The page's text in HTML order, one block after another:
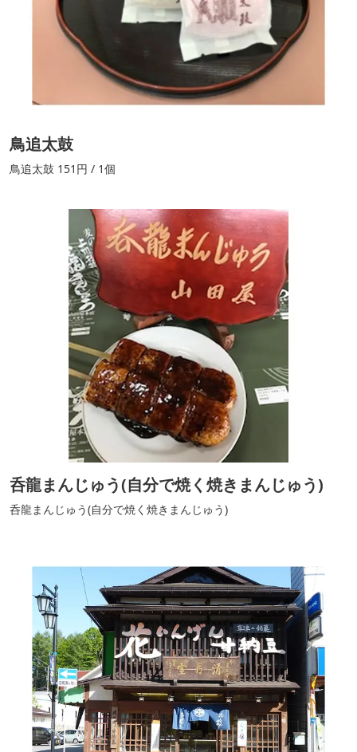
鳥追太鼓
鳥追太鼓 151円 / 1個
呑龍まんじゅう(自分で焼く焼きまんじゅう)
呑龍まんじゅう(自分で焼く焼きまんじゅう)